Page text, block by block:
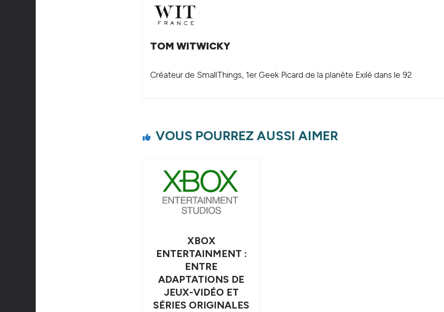
TOM WITWICKY
Créateur de SmallThings, 1er Geek Picard de la planète Exilé dans le 92
VOUS POURREZ AUSSI AIMER
XBOX
ENTERTAINMENT :
ENTRE
ADAPTATIONS DE
JEUX-VIDÉO ET
SÉRIES ORIGINALES